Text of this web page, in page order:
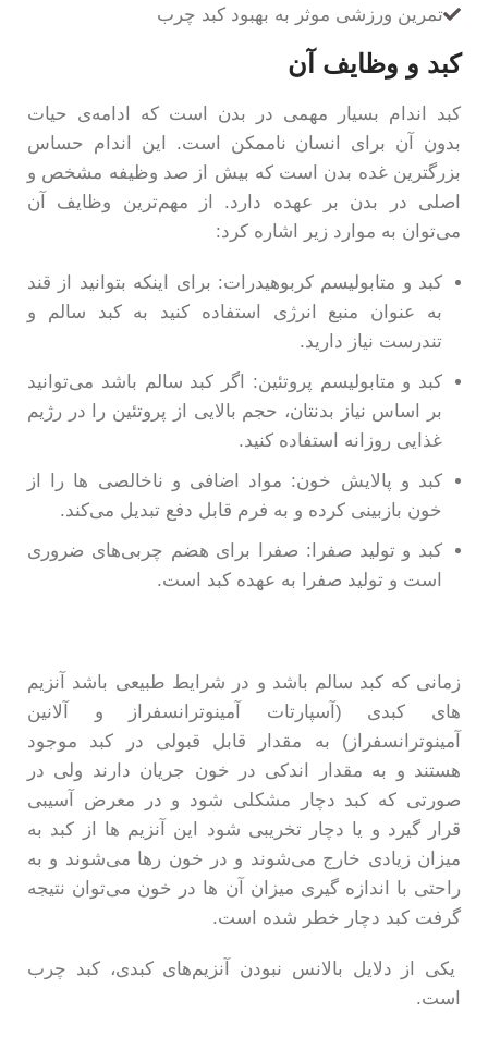
تمرین ورزشی موثر به بهبود کبد چرب
کبد و وظایف آن
کبد اندام بسیار مهمی در بدن است که ادامه‌ی حیات
بدون آن برای انسان ناممکن است. این اندام حساس
بزرگترین غده بدن است که بیش از صد وظیفه مشخص و
اصلی در بدن بر عهده دارد. از مهم‌ترین وظایف آن
می‌توان به موارد زیر اشاره کرد:
کبد و متابولیسم کربوهیدرات: برای اینکه بتوانید از قند
به عنوان منبع انرژی استفاده کنید به کبد سالم و
تندرست نیاز دارید.
کبد و متابولیسم پروتئین: اگر کبد سالم باشد می‌توانید
بر اساس نیاز بدنتان، حجم بالایی از پروتئین را در رژیم
غذایی روزانه استفاده کنید.
کبد و پالایش خون: مواد اضافی و ناخالصی ها را از
خون بازبینی کرده و به فرم قابل دفع تبدیل می‌کند.
کبد و تولید صفرا: صفرا برای هضم چربی‌های ضروری
است و تولید صفرا به عهده کبد است.
زمانی که کبد سالم باشد و در شرایط طبیعی باشد آنزیم
های کبدی (آسپارتات آمینوترانسفراز و آلانین
آمینوترانسفراز) به مقدار قابل قبولی در کبد موجود
هستند و به مقدار اندکی در خون جریان دارند ولی در
صورتی که کبد دچار مشکلی شود و در معرض آسیبی
قرار گیرد و یا دچار تخریبی شود این آنزیم ها از کبد به
میزان زیادی خارج می‌شوند و در خون رها می‌شوند و به
راحتی با اندازه گیری میزان آن ها در خون می‌توان نتیجه
گرفت کبد دچار خطر شده است.
یکی از دلایل بالانس نبودن آنزیم‌های کبدی، کبد چرب
است.